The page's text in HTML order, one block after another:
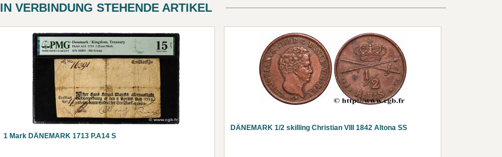
IN VERBINDUNG STEHENDE ARTIKEL
1 Mark DÄNEMARK 1713 P.A14 S
DÄNEMARK 1/2 skilling Christian VIII 1842 Altona SS